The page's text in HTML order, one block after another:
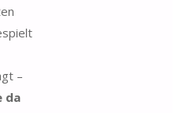
–
da